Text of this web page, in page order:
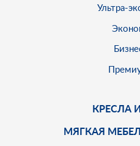
Ультра-
КРЕСЛА
МЯГКАЯ